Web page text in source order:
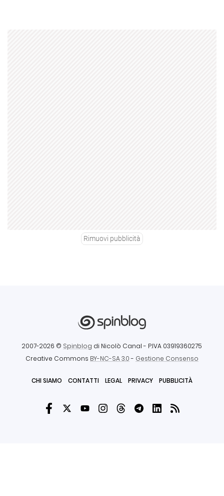
Rimuovi pubblicità
2007-2026 © Spinblog di Nicolò Canal - P.IVA 03919360275
Creative Commons BY-NC-SA 3.0- Gestione Consenso
CHI SIAMO CONTATTI LEGAL PRIVACY PUBBLICITÀ